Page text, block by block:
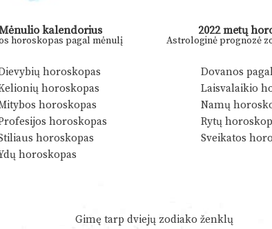
kalendorius
horoskopas pagal mėnulį
2022 metų
Astrologinė prognozė
horoskopas
Dovanos
horoskopas
Laisvalaikio
horoskopas
Namų
horoskopas
Rytų
horoskopas
Sveikatos
horoskopas
Gimę tarp dviejų zodiako ženklų